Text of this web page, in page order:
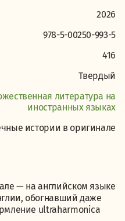
2026
978-5-00250-993-5
416
Твердый
литература на
иностранных языках
истории в оригинале
— на английском языке
обогнавший даже
ultraharmonica